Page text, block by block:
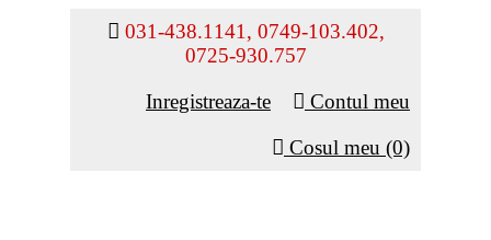
031-438.1141, 0749-103.402,
0725-930.757
Contul meu
Inregistreaza-te
Cosul meu (0)